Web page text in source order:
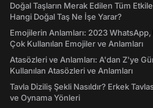
Doğal Taşların Merak Edilen Tüm
Hangi Doğal Taş Ne İşe Yarar?
Emojilerin Anlamları: 2023
Çok Kullanılan Emojiler ve Anlamları
Atasözleri ve Anlamları: A'dan Z'ye
Kullanılan Atasözleri ve Anlamları
Tavla Diziliş Şekli Nasıldır? Erkek
ve Oynama Yönleri